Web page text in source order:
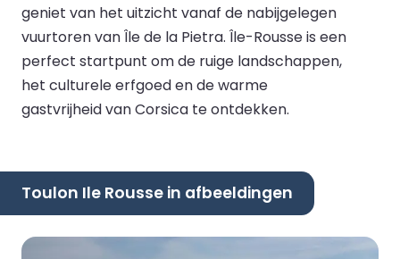
geniet van het uitzicht vanaf de nabijgelegen
vuurtoren van Île de la Pietra. Île-Rousse is een
perfect startpunt om de ruige landschappen,
het culturele erfgoed en de warme
gastvrijheid van Corsica te ontdekken.
Toulon Ile Rousse in afbeeldingen